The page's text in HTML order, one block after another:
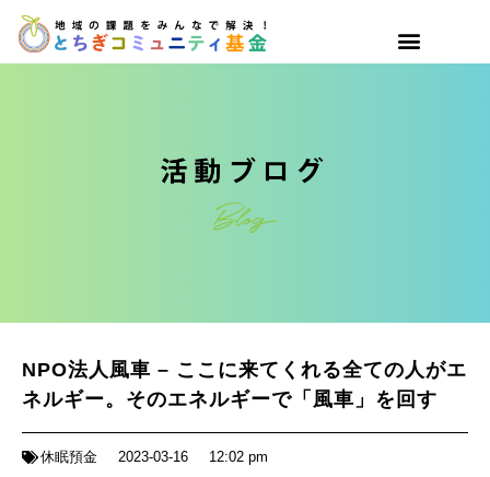
NPO法人風車 – ここに来てくれる全ての人がエ
ネルギー。そのエネルギーで「風車」を回す
休眠預金 2023-03-16 12:02 pm